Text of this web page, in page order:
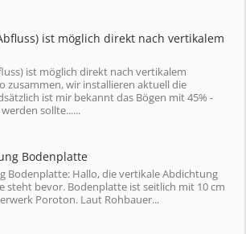
ist möglich direkt nach vertikalem
ist möglich direkt nach vertikalem
zusammen, wir installieren aktuell die
ist mir bekannt das Bögen mit 45% -
sollte......
Bodenplatte
Bodenplatte: Hallo, die vertikale Abdichtung
steht bevor. Bodenplatte ist seitlich mit 10 cm
Poroton. Laut Rohbauer...